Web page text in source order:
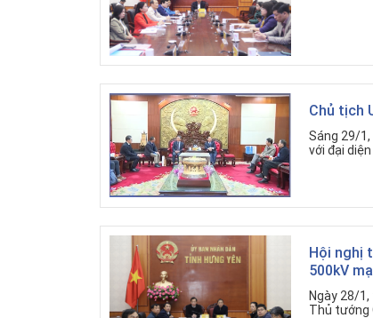
Chủ tịch
Sáng 29/1,
với đại
Hội nghị
500kV
Ngày 28/1,
Thủ tướng